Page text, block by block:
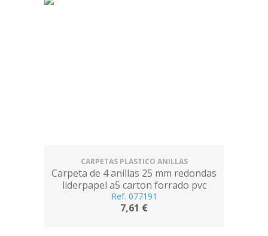
CARPETAS PLASTICO ANILLAS
Carpeta de 4 anillas 25 mm redondas
liderpapel a5 carton forrado pvc
fucsia
Ref. 077191
7,61 €